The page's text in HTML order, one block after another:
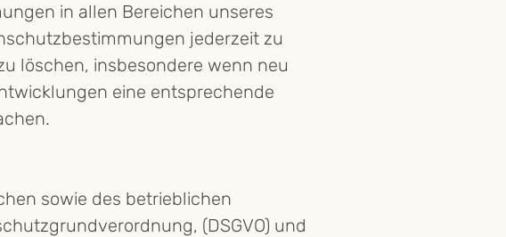
in allen Bereichen unseres
jederzeit zu
löschen, insbesondere wenn neu
eine entsprechende
sowie des betrieblichen
(DSGVO) und